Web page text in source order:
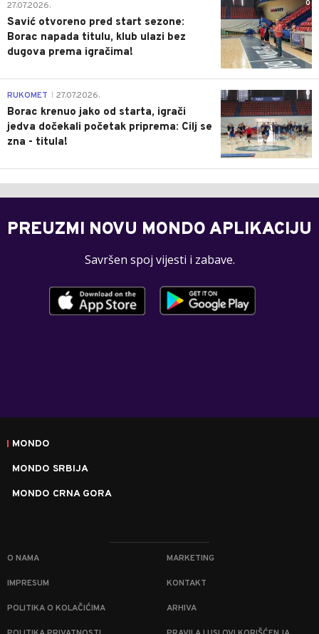
0
27.07.2026.
Savić otvoreno pred start sezone:
Borac napada titulu, klub ulazi bez
dugova prema igračima!
0
RUKOMET 27.07.2026.
Borac krenuo jako od starta, igrači
jedva dočekali početak priprema: Cilj se
zna - titula!
PREUZMI NOVU MONDO APLIKACIJU
Savršen spoj vijesti i zabave.
MONDO
MONDO SRBIJA
MONDO CRNA GORA
O NAMA MARKETING
IMPRESUM KONTAKT
POLITIKA O KOLAČIĆIMA ARHIVA